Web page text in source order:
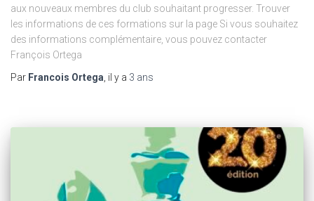
aux nouveaux membres du club souhaitant progresser. Trouver
les informations de ces formations sur la page Si vous souhaitez
des informations complémentaire, vous pouvez contacter
François Ortega
Par Francois Ortega , il y a 3 ans